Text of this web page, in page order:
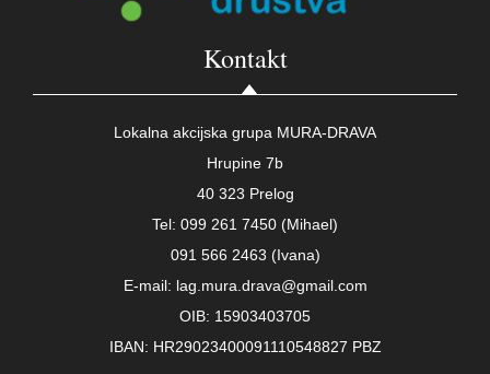
Kontakt
Lokalna akcijska grupa MURA-DRAVA
Hrupine 7b
40 323 Prelog
Tel: 099 261 7450 (Mihael)
091 566 2463 (Ivana)
E-mail: lag.mura.drava@gmail.com
OIB: 15903403705
IBAN: HR29023400091110548827 PBZ